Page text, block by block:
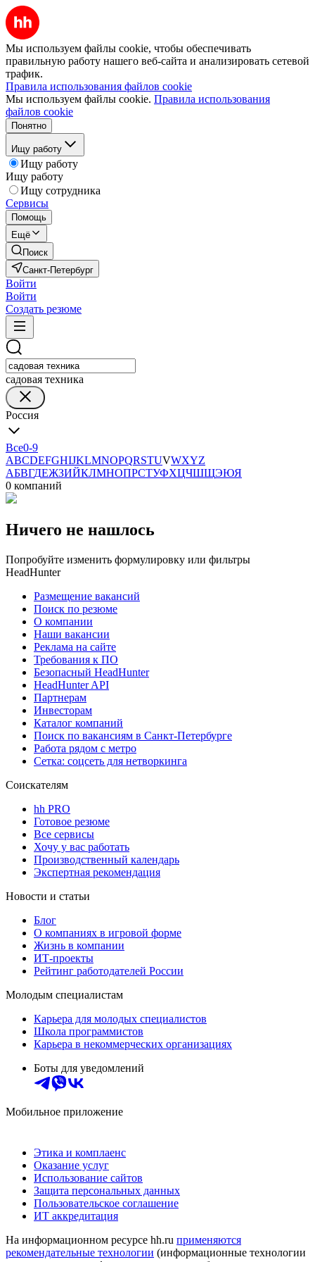
Мы используем файлы cookie, чтобы обеспечивать
правильную работу нашего веб-сайта и анализировать сетевой
трафик.
Правила использования файлов cookie
Мы используем файлы cookie. Правила использования
файлов cookie
Понятно
Ищу работу
Ищу работу
Ищу работу
Ищу сотрудника
Сервисы
Помощь
Ещё
Поиск
Санкт-Петербург
Войти
Войти
Создать резюме
садовая техника
Россия
Все0-9
ABCDEFGHIJKLMNOPQRSTUVWXYZ
АБВГДЕЖЗИЙКЛМНОПРСТУФХЦЧШЩЭЮЯ
0 компаний
Ничего не нашлось
Попробуйте изменить формулировку или фильтры
HeadHunter
Размещение вакансий
Поиск по резюме
О компании
Наши вакансии
Реклама на сайте
Требования к ПО
Безопасный HeadHunter
HeadHunter API
Партнерам
Инвесторам
Каталог компаний
Поиск по вакансиям в Санкт-Петербурге
Работа рядом с метро
Сетка: соцсеть для нетворкинга
Соискателям
hh PRO
Готовое резюме
Все сервисы
Хочу у вас работать
Производственный календарь
Экспертная рекомендация
Новости и статьи
Блог
О компаниях в игровой форме
Жизнь в компании
ИТ-проекты
Рейтинг работодателей России
Молодым специалистам
Карьера для молодых специалистов
Школа программистов
Карьера в некоммерческих организациях
Боты для уведомлений
Мобильное приложение
Этика и комплаенс
Оказание услуг
Использование сайтов
Защита персональных данных
Пользовательское соглашение
ИТ аккредитация
На информационном ресурсе hh.ru применяются
рекомендательные технологии (информационные технологии